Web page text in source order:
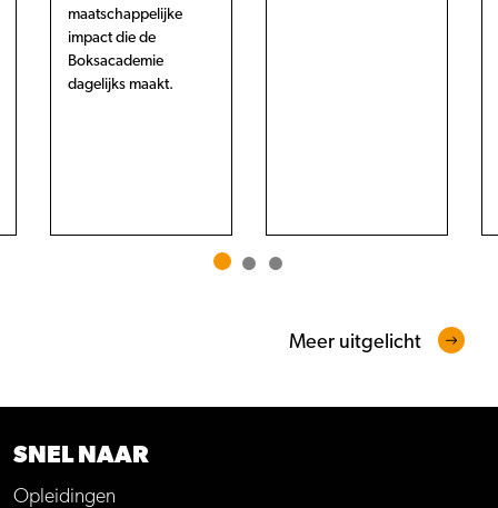
maatschappelijke
impact die de
Boksacademie
dagelijks maakt.
Meer uitgelicht
SNEL NAAR
Opleidingen